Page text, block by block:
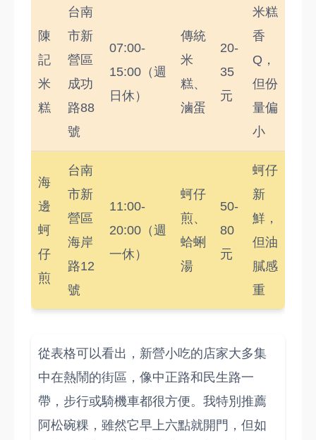
陳
記
米
糕
台南
市新
營區
成功
路88
號
07:00-
15:00（週
日休）
傳統
米
糕、
滷蛋
20-
35
元
米糕
香
Q，
但份
量偏
小
海
邊
蚵
仔
煎
台南
市新
營區
海岸
路12
號
11:00-
20:00（週
一休）
蚵仔
煎、
蛤蜊
湯
50-
80
元
蚵仔
新
鮮，
但油
膩感
重
從表格可以看出，新營小吃的店家大多集
中在熱鬧的街區，像中正路和民生路一
帶，步行或騎機車都很方便。我特別推薦
阿松碗粿，雖然它早上六點就開門，但如